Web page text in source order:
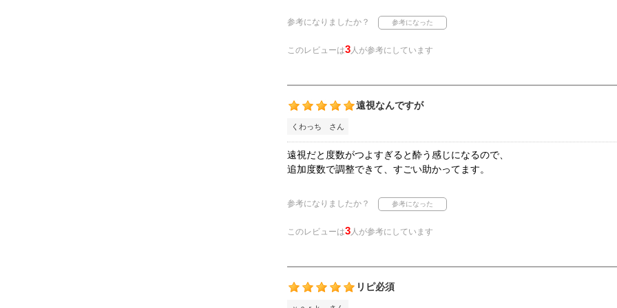
参考になりましたか？
このレビューは3人が参考にしています
遠視なんですが
くわっち さん
遠視だと度数がつよすぎると酔う感じになるので、
追加度数で調整できて、すごい助かってます。
参考になりましたか？
このレビューは3人が参考にしています
リピ必須